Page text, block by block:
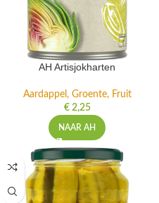
AH Artisjokharten
Aardappel, Groente, Fruit
€2,25
NAAR AH